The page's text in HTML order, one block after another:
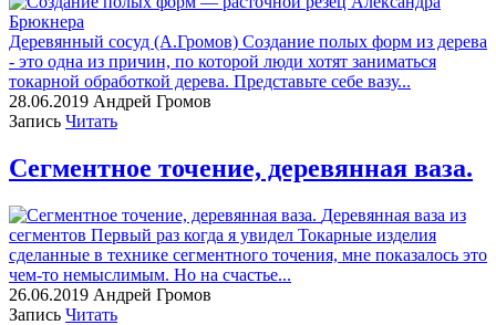
Деревянный сосуд (А.Громов) Создание полых форм из дерева
- это одна из причин, по которой люди хотят заниматься
токарной обработкой дерева. Представьте себе вазу...
28.06.2019 Андрей Громов
Запись Читать
Сегментное точение, деревянная ваза.
Деревянная ваза из
сегментов Первый раз когда я увидел Токарные изделия
сделанные в технике сегментного точения, мне показалось это
чем-то немыслимым. Но на счастье...
26.06.2019 Андрей Громов
Запись Читать